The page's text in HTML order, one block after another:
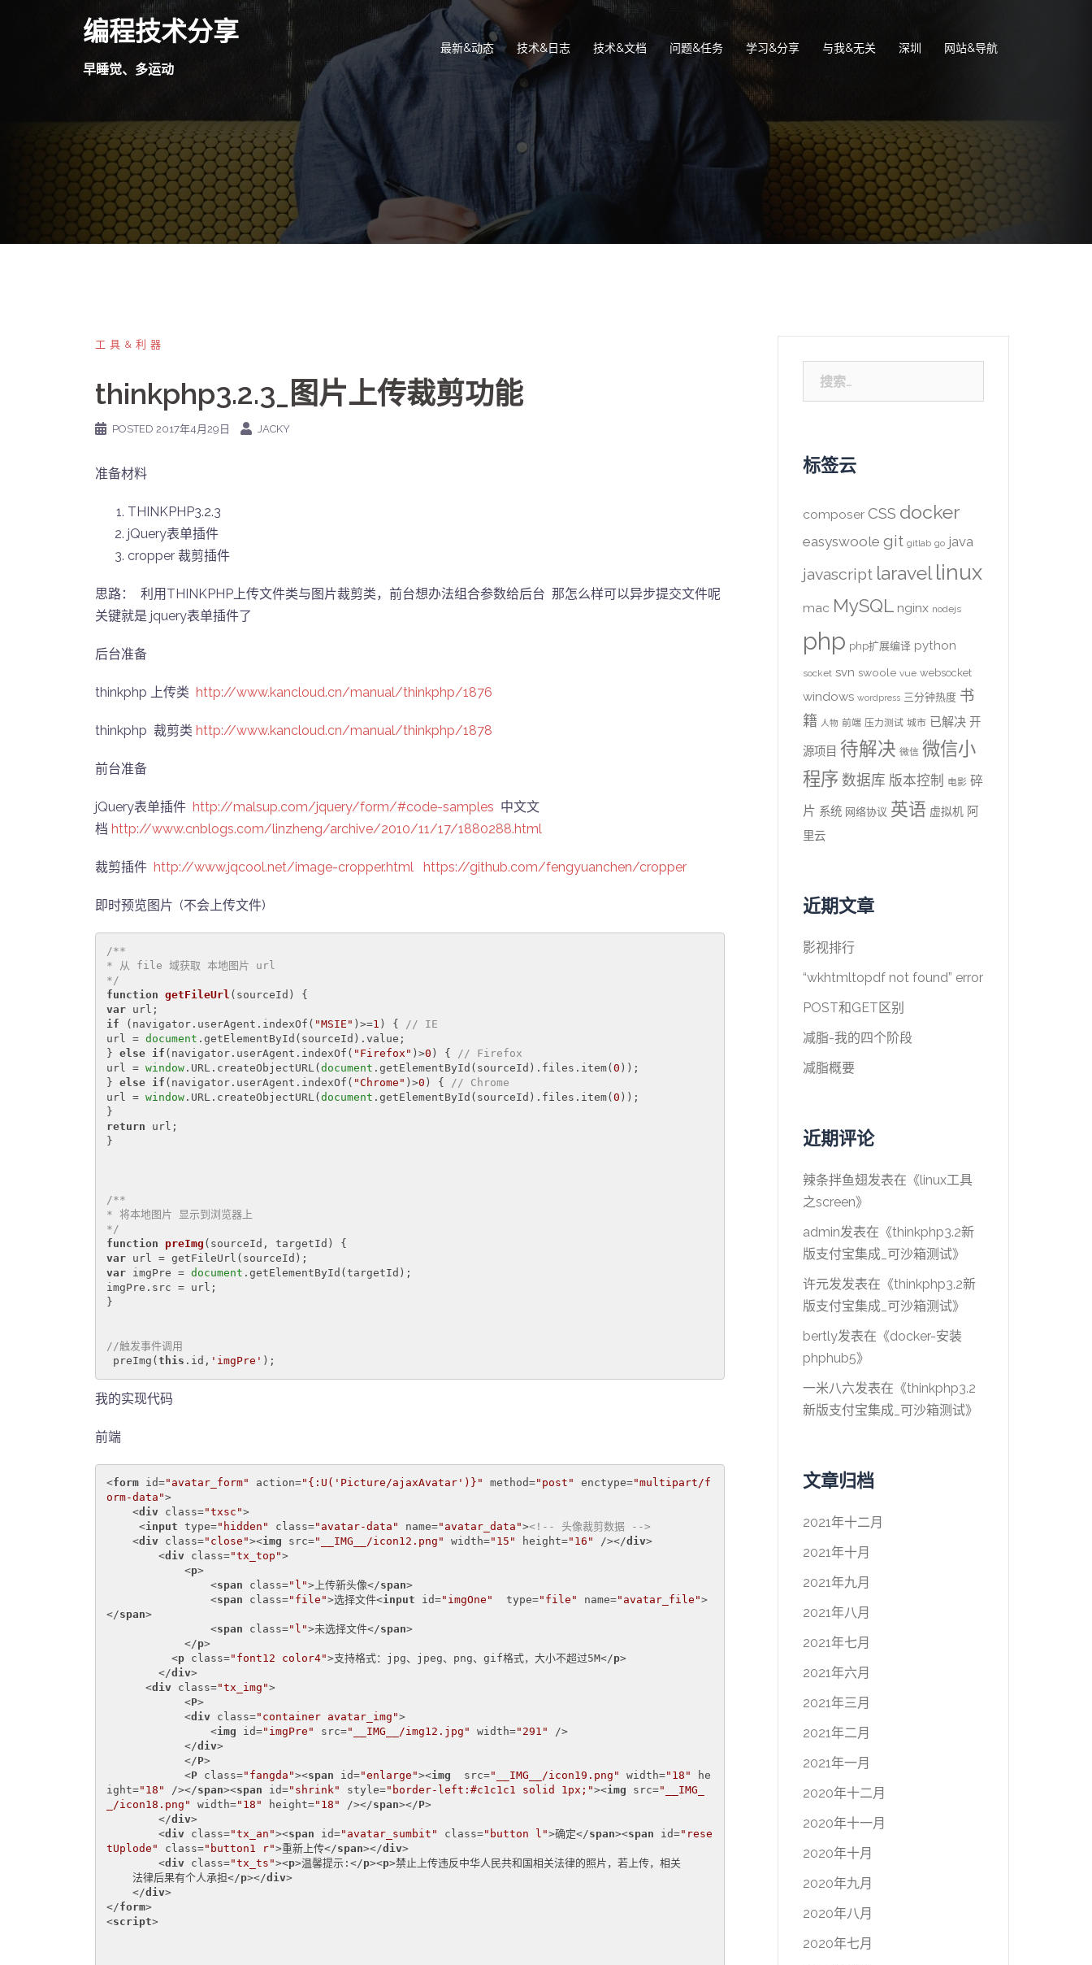
编程技术分享
早睡觉、多运动
最新&动态 技术&日志 技术&文档 问题&任务 学习&分享 与我&无关 深圳 网站&导航
工具&利器
thinkphp3.2.3_图片上传裁剪功能
POSTED 2017年4月29日 JACKY
准备材料
THINKPHP3.2.3
jQuery表单插件
cropper 裁剪插件
思路： 利用THINKPHP上传文件类与图片裁剪类，前台想办法组合参数给后台 那怎么样可以异步提交文件呢
关键就是 jquery表单插件了
后台准备
thinkphp 上传类 http://www.kancloud.cn/manual/thinkphp/1876
thinkphp 裁剪类 http://www.kancloud.cn/manual/thinkphp/1878
前台准备
jQuery表单插件 http://malsup.com/jquery/form/#code-samples 中文文
档 http://www.cnblogs.com/linzheng/archive/2010/11/17/1880288.html
裁剪插件 http://www.jqcool.net/image-cropper.html https://github.com/fengyuanchen/cropper
即时预览图片 (不会上传文件)
/**
* 从 file 域获取 本地图片 url
*/
function getFileUrl ( sourceId )
var
if (navigator.userAgent.indexOf( "MSIE" )>=1 ) { // IE
url = document .getElementById(sourceId).value;
} else if (navigator.userAgent.indexOf( "Firefox" )>0 ) { // Firefox
url = window .URL.createObjectURL( document .getElementById(sourceId).files.item( 0 ));
} else if (navigator.userAgent.indexOf( "Chrome" )>0 ) { // Chrome
url = window .URL.createObjectURL( document .getElementById(sourceId).files.item( 0 ));
return url;
}
/**
* 将本地图片 显示到浏览器上
*/
function
preImg ( sourceId, targetId )
var
var imgPre = document .getElementById(targetId);
imgPre.src = url;
}
//触发事件调用
preImg( this .id, 'imgPre' );
我的实现代码
前端
<form id="avatar_form" action="{:U('Picture/ajaxAvatar')}" method="post" enctype="multipart/f
orm-data">
<div class="txsc">
<input type="hidden" class="avatar-data" name="avatar_data"><!-- 头像裁剪数据 -->
<div class="close"><img src="__IMG__/icon12.png" width="15" height="16" /></div>
<div class="tx_top">
<p>
<span class="l"> 上传新头像</span>
<span class="file">选择文件<input id="imgOne" type="file" name="avatar_file">
</span>
<span class="l">未选择文件</span>
</p>
<p class="font12 color4">支持格式：jpg、jpeg、png、gif格式，大小不超过5M</p>
</div>
<div class="tx_img">
<P>
<div class="container avatar_img">
<img id="imgPre" src="__IMG__/img12.jpg" width="291"
/>
</div>
</P>
<P class="fangda"><span id="enlarge"><img src="__IMG__/icon19.png" width="18"
he
ight="18" /></span><span id="shrink" style="border-left:#c1c1c1 solid 1px;"><img src="__IMG_
_/icon18.png"
width="18" height="18" /></span></P>
</div>
<div class="tx_an"><span id="avatar_sumbit" class="button l">确定</span><span id="rese
tUplode"
class="button1 r">重新上传</span></div>
<div class="tx_ts"><p>温馨提示: </p><p>禁止上传违反中华人民共和国相关法律的照片，若上传，相关
法律后果有个人承担</p></div>
</div>
</form>
<script>
索：
标签云
composer CSS docker
easyswoole git gitlab go java
javascript laravel linux
mac MySQL nginx nodejs
php php扩展编译 python
socket svn swoole vue websocket
windows wordpress 三分钟热度 书
籍 人物 前端 压力测试 城市 已解决 开
源项目 待解决 微信 微信小
程序 数据库 版本控制 电影 碎
片 系统 网络协议 英语 虚拟机 阿
里云
近期文章
影视排行
“wkhtmltopdf not found” error
POST和GET区别
减脂-我的四个阶段
减脂概要
近期评论
辣条拌鱼翅发表在《linux工具
之screen》
admin发表在《thinkphp3.2新
版支付宝集成_可沙箱测试》
许元发发表在《thinkphp3.2新
版支付宝集成_可沙箱测试》
bertly发表在《docker-安装
phphub5》
一米八六发表在《thinkphp3.2
新版支付宝集成_可沙箱测试》
文章归档
2021年十二月
2021年十月
2021年九月
2021年八月
2021年七月
2021年六月
2021年三月
2021年二月
2021年一月
2020年十二月
2020年十一月
2020年十月
2020年九月
2020年八月
2020年七月